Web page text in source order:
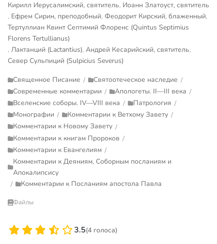
Кирилл Иерусалимский, святитель, Иоанн Златоуст, святитель
, Ефрем Сирин, преподобный, Феодорит Кирский, блаженный,
Тертуллиан Квинт Септимий Флоренс (Quintus Septimius
Florens Tertullianus)
, Лактанций (Lactantius), Андрей Кесарийский, святитель,
Север Сульпиций (Sulpicius Severus)
Священное Писание / Святоотеческое наследие /
Современные комментарии / Апологеты. II—III века /
Вселенские соборы. IV—VIII века / Патрология /
Монографии / Комментарии к Ветхому Завету /
Комментарии к Новому Завету /
Комментарии к книгам Пророков /
Комментарии к Евангелиям /
Комментарии к Деяниям, Соборным посланиям и
Апокалипсису
/
Комментарии к Посланиям апостола Павла
Файлы
3.5(4 голоса)